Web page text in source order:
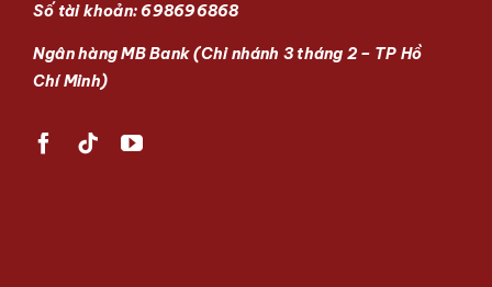
Thiện Nguyện
Số tài khoản: 698696868
Ngân hàng MB Bank (Chi nhánh 3 tháng 2 – TP Hồ
Chí Minh)